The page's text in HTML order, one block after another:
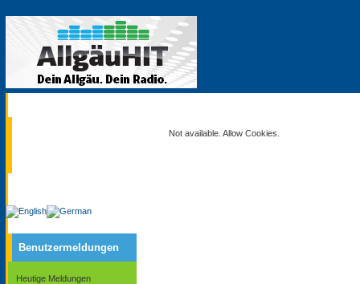
Benutzermeldungen
Heutige Meldungen
Not available. Allow Cookies.